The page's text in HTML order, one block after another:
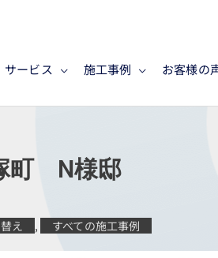
サービス 施工事例 お客様の
町 N様邸
え , すべての施工事例